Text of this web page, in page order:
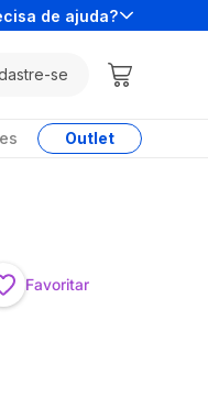
de ajuda?
se
Outlet
Favoritar